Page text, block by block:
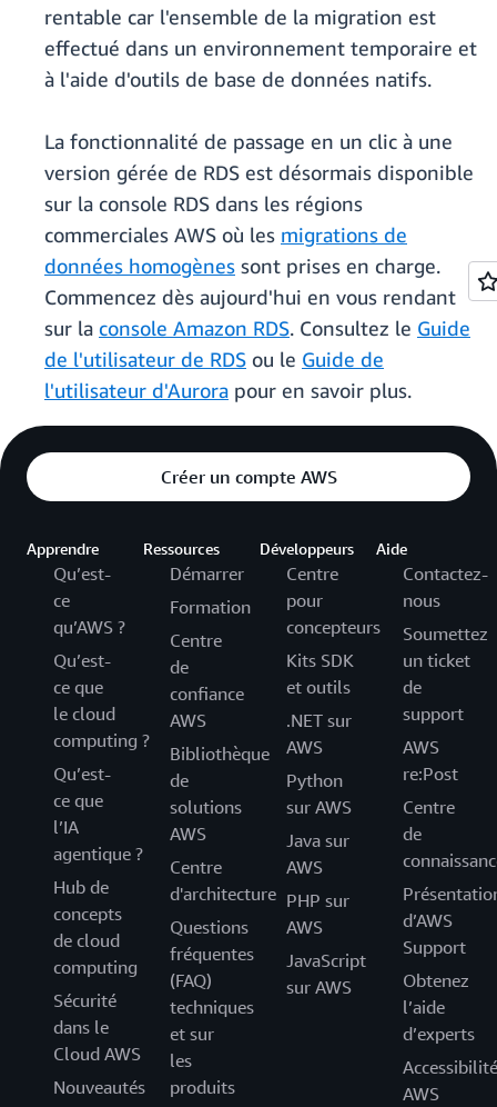
rentable car l'ensemble de la migration est
effectué dans un environnement temporaire et
à l'aide d'outils de base de données natifs.
La fonctionnalité de passage en un clic à une
version gérée de RDS est désormais disponible
sur la console RDS dans les régions
commerciales AWS où les migrations de
données homogènes sont prises en charge.
Commencez dès aujourd'hui en vous rendant
sur la console Amazon RDS. Consultez le Guide
de l'utilisateur de RDS ou le Guide de
l'utilisateur d'Aurora pour en savoir plus.
Créer un compte AWS
Apprendre
Qu’est-
ce
qu’AWS ?
Qu’est-
ce que
le cloud
computing ?
Qu’est-
ce que
l’IA
agentique ?
Hub de
concepts
de cloud
computing
Sécurité
dans le
Cloud AWS
Nouveautés
Ressources
Démarrer
Formation
Centre
de
confiance
AWS
Bibliothèque
de
solutions
AWS
Centre
d'architecture
Questions
fréquentes
(FAQ)
techniques
et sur
les
produits
Développeurs
Centre
pour
concepteurs
Kits SDK
et outils
.NET sur
AWS
Python
sur AWS
Java sur
AWS
PHP sur
AWS
JavaScript
sur AWS
Aide
Contactez-
nous
Soumettez
un ticket
de
support
AWS
re:Post
Centre
de
d’AWS
Support
Obtenez
l’aide
d’experts
Accessibilité
AWS